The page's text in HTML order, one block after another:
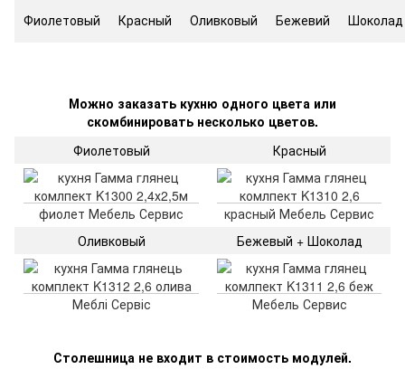
Фиолетовый Красный Оливковый Бежевий Шоколад
Можно заказать кухню одного цвета или
скомбинировать несколько цветов.
Фиолетовый
Красный
Оливковый Бежевый + Шоколад
Столешница не входит в стоимость модулей.